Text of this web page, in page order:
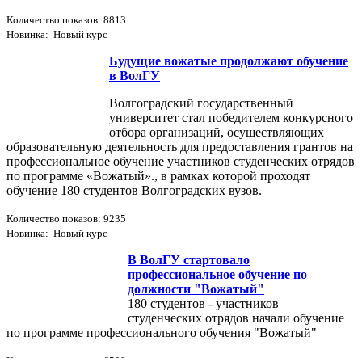
Количество показов: 8813
Новинка: Новый курс
Будущие вожатые продолжают обучение
в ВолГУ
Волгоградский государственный
университет стал победителем конкурсного
отбора организаций, осуществляющих
образовательную деятельность для предоставления грантов на
профессиональное обучение участников студенческих отрядов
по программе «Вожатый»., в рамках которой проходят
обучение 180 студентов Волгоградских вузов.
Количество показов: 9235
Новинка: Новый курс
В ВолГУ стартовало
профессиональное обучение по
должности "Вожатый"
180 студентов - участников
студенческих отрядов начали обучение
по программе профессионального обучения "Вожатый"